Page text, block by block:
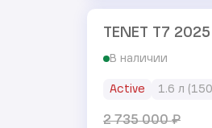
TENET T7 2025
В наличии
Active 1.6 л
2 735 000₽